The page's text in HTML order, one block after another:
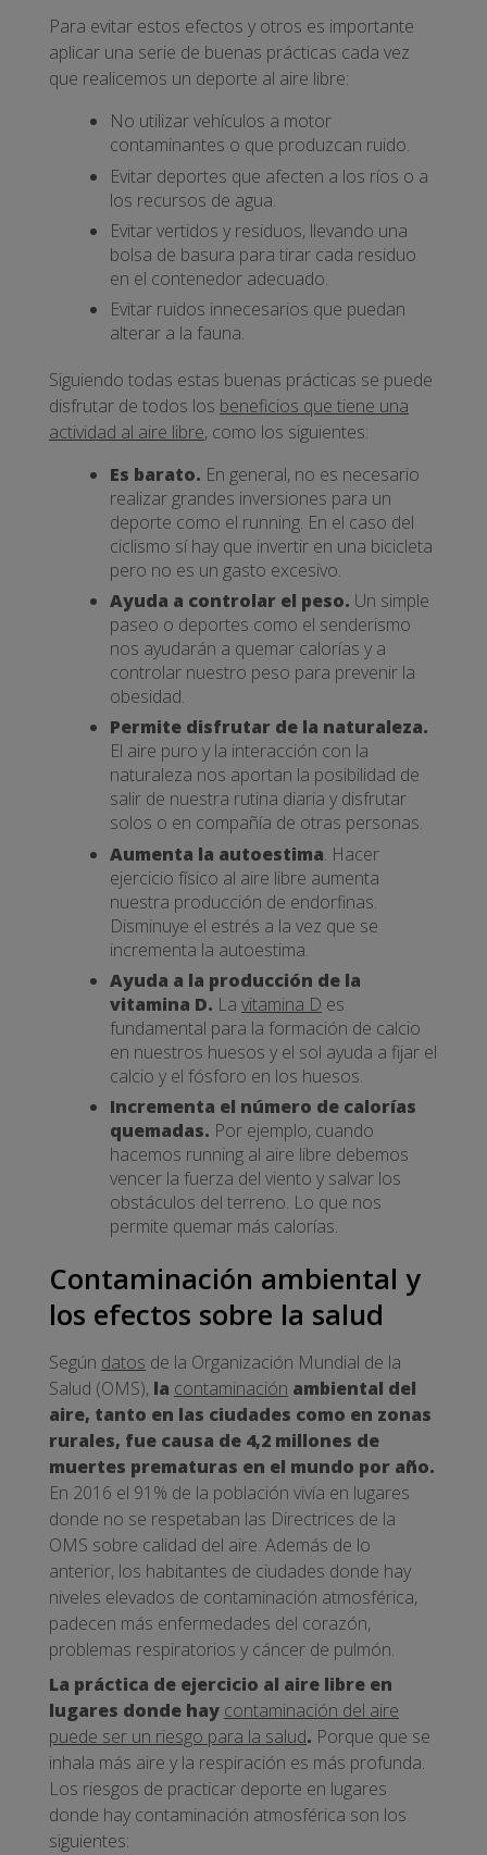
Para evitar estos efectos y otros es importante
aplicar una serie de buenas prácticas cada vez
que realicemos un deporte al aire libre:
No utilizar vehículos a motor
contaminantes o que produzcan ruido.
Evitar deportes que afecten a los ríos o a
los recursos de agua.
Evitar vertidos y residuos, llevando una
bolsa de basura para tirar cada residuo
en el contenedor adecuado.
Evitar ruidos innecesarios que puedan
alterar a la fauna.
Siguiendo todas estas buenas prácticas se puede
disfrutar de todos los beneficios que tiene una
actividad al aire libre, como los siguientes:
Es barato. En general, no es necesario
realizar grandes inversiones para un
deporte como el running. En el caso del
ciclismo sí hay que invertir en una bicicleta
pero no es un gasto excesivo.
Ayuda a controlar el peso. Un simple
paseo o deportes como el senderismo
nos ayudarán a quemar calorías y a
controlar nuestro peso para prevenir la
obesidad.
Permite disfrutar de la naturaleza.
El aire puro y la interacción con la
naturaleza nos aportan la posibilidad de
salir de nuestra rutina diaria y disfrutar
solos o en compañía de otras personas.
Aumenta la autoestima. Hacer
ejercicio físico al aire libre aumenta
nuestra producción de endorfinas.
Disminuye el estrés a la vez que se
incrementa la autoestima.
Ayuda a la producción de la
vitamina D. La vitamina D es
fundamental para la formación de calcio
en nuestros huesos y el sol ayuda a fijar el
calcio y el fósforo en los huesos.
Incrementa el número de calorías
quemadas. Por ejemplo, cuando
hacemos running al aire libre debemos
vencer la fuerza del viento y salvar los
obstáculos del terreno. Lo que nos
permite quemar más calorías.
Contaminación ambiental y
los efectos sobre la salud
Según datos de la Organización Mundial de la
Salud (OMS), la contaminación ambiental del
aire, tanto en las ciudades como en zonas
rurales, fue causa de 4,2 millones de
muertes prematuras en el mundo por año.
En 2016 el 91% de la población vivía en lugares
donde no se respetaban las Directrices de la
OMS sobre calidad del aire. Además de lo
anterior, los habitantes de ciudades donde hay
niveles elevados de contaminación atmosférica,
padecen más enfermedades del corazón,
problemas respiratorios y cáncer de pulmón.
La práctica de ejercicio al aire libre en
lugares donde hay contaminación del aire
puede ser un riesgo para la salud. Porque que se
inhala más aire y la respiración es más profunda.
Los riesgos de practicar deporte en lugares
donde hay contaminación atmosférica son los
siguientes: